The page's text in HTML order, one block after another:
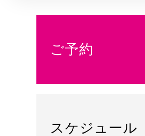
ご予約
スケジュール